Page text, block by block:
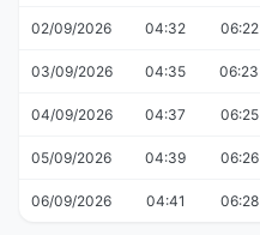
02/09/2026 04:32 06:22
03/09/2026 04:35 06:23
04/09/2026 04:37 06:25
05/09/2026 04:39 06:26
06/09/2026 04:41 06:28